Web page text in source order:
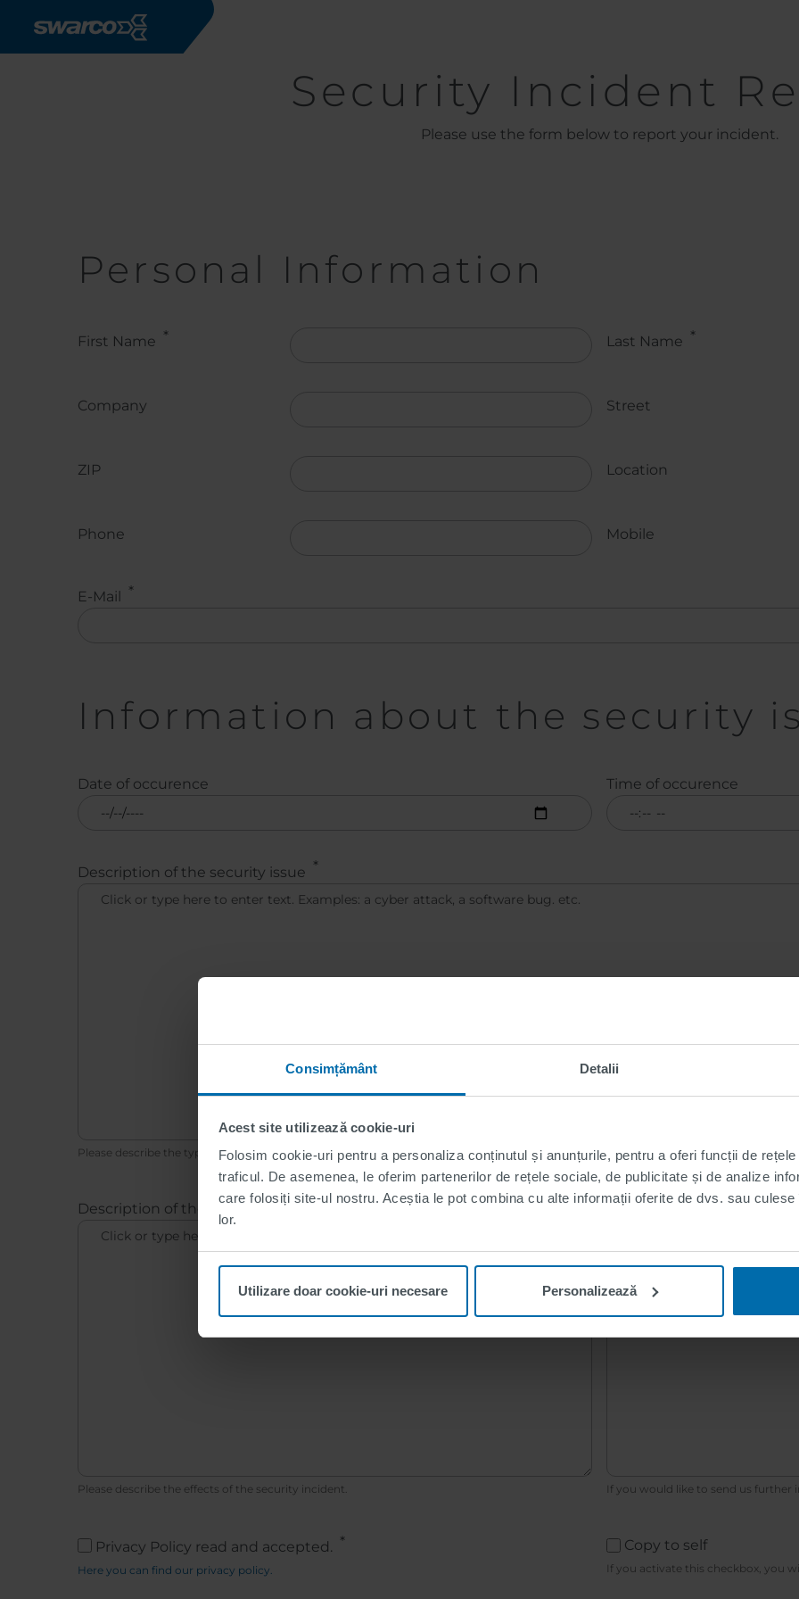
Consimțământ Detalii
Acest site utilizează cookie-uri
Folosim cookie-uri pentru a personaliza conținutul și anunțurile, pentru a oferi funcții de
traficul. De asemenea, le oferim partenerilor de rețele sociale, de publicitate și de analize
care folosiți site-ul nostru. Aceștia le pot combina cu alte informații oferite de dvs. sau
lor.
Utilizare doar cookie-uri necesare Personalizează
Security Incident
Please use the form below to report your incident.
Personal Information
First Name Last Name
Company Street
ZIP Location
Phone Mobile
E-Mail
Information about the security
Date of occurence Time of occurence
Description of the security issue
Please describe the type of security issue.
Description of the effects
Please describe the effects of the security incident.
Additional information
If you would like to send us further
Privacy Policy read and accepted.
Here you can find our privacy policy.
Copy to self
If you activate this checkbox, you